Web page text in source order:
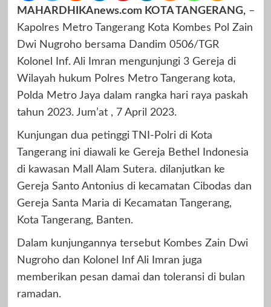
MAHARDHIKAnews.com KOTA TANGERANG,–
Kapolres Metro Tangerang Kota Kombes Pol Zain
Dwi Nugroho bersama Dandim 0506/TGR
Kolonel Inf. Ali Imran mengunjungi 3 Gereja di
Wilayah hukum Polres Metro Tangerang kota,
Polda Metro Jaya dalam rangka hari raya paskah
tahun 2023. Jum’at , 7 April 2023.
Kunjungan dua petinggi TNI-Polri di Kota
Tangerang ini diawali ke Gereja Bethel Indonesia
di kawasan Mall Alam Sutera. dilanjutkan ke
Gereja Santo Antonius di kecamatan Cibodas dan
Gereja Santa Maria di Kecamatan Tangerang,
Kota Tangerang, Banten.
Dalam kunjungannya tersebut Kombes Zain Dwi
Nugroho dan Kolonel Inf Ali Imran juga
memberikan pesan damai dan toleransi di bulan
ramadan.